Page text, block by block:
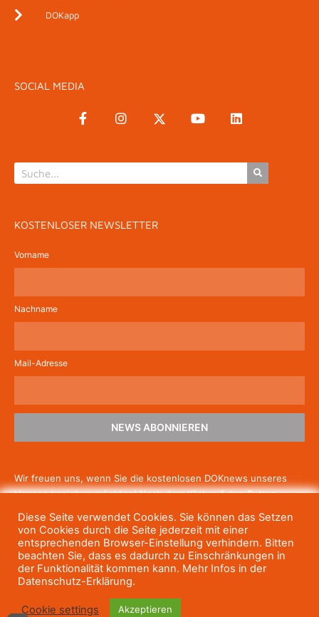
DOKapp
SOCIAL MEDIA
KOSTENLOSER NEWSLETTER
Vorname
Nachname
Mail-Adresse
NEWS ABONNIEREN
Wir freuen uns, wenn Sie die kostenlosen DOKnews unseres
Hauses beziehen möchten! Nach dem Klick auf den Button
um die Newsletter-Anmeldung abzuschließen. Wenn Sie unsere
Gratis-News irgendwann nicht mehr erhalten wollen, können
Siesich jederzeit einfach wieder abmelden.
Diese Seite verwendet Cookies. Sie können das Setzen
von Cookies durch die Seite jederzeit mit einer
entsprechenden Browser-Einstellung verhindern. Bitten
beachten Sie, dass es dadurch zu Einschränkungen in
der Funktionalität kommen kann. Mehr Infos in der
Datenschutz-Erklärung.
Cookie settings Akzeptieren